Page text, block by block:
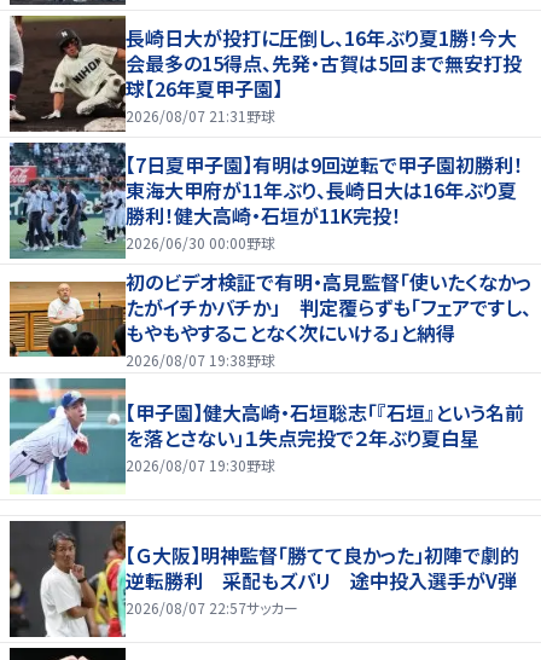
長崎日大が投打に圧倒し、16年ぶり夏1勝！今大
会最多の15得点、先発・古賀は5回まで無安打投
球【26年夏甲子園】
2026/08/07 21:31 野球
【7日夏甲子園】有明は9回逆転で甲子園初勝利！
東海大甲府が11年ぶり、長崎日大は16年ぶり夏
勝利！健大高崎・石垣が11K完投！
2026/06/30 00:00野球
初のビデオ検証で有明・高見監督「使いたくなかっ
たがイチかバチか」 判定覆らずも「フェアですし、
もやもやすることなく次にいける」と納得
2026/08/07 19:38野球
【甲子園】健大高崎・石垣聡志「『石垣』という名前
を落とさない」１失点完投で２年ぶり夏白星
2026/08/07 19:30野球
【Ｇ大阪】明神監督「勝てて良かった」初陣で劇的
逆転勝利 采配もズバリ 途中投入選手がV弾
2026/08/07 22:57サッカー